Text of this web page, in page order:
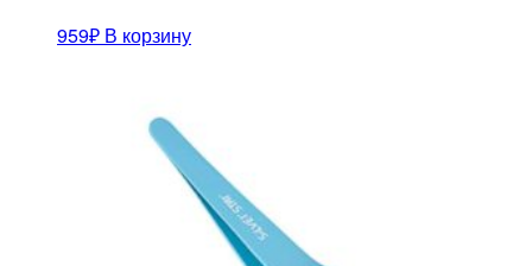
959₽ В корзину